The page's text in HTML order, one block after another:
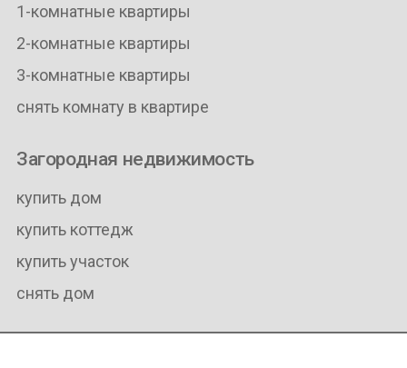
1-комнатные квартиры
2-комнатные квартиры
3-комнатные квартиры
снять комнату в квартире
Загородная недвижимость
купить дом
купить коттедж
купить участок
снять дом